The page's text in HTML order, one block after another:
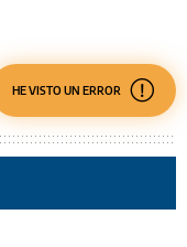
HE VISTO UN ERROR